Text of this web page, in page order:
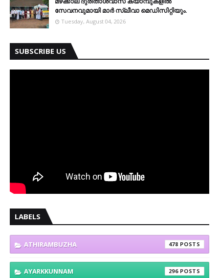
സേവനവുമായി മാർ സ്ലീവാ മെഡിസിറ്റിയും.
Tuesday, August 04, 2026
SUBSCRIBE US
LABELS
ATHIRAMBUZHA 478
AYARKKUNNAM 296